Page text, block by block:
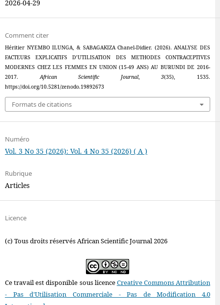
2026-04-29
Comment citer
Héritier NYEMBO ILUNGA, & SABAGAKIZA Chanel-Didier. (2026). ANALYSE DES
FACTEURS EXPLICATIFS D’UTILISATION DES METHODES CONTRACEPTIVES
MODERNES CHEZ LES FEMMES EN UNION (15-49 ANS) AU BURUNDI DE 2016-
2017.African Scientific Journal,3(35), 1535.
https://doi.org/10.5281/zenodo.19892673
Formats de citations
Numéro
Vol. 3 No 35 (2026): Vol. 4 No 35 (2026) ( A )
Rubrique
Articles
Licence
(c) Tous droits réservés African Scientific Journal 2026
Ce travail est disponible sous licenceCreative Commons Attribution
- Pas d'Utilisation Commerciale - Pas de Modification 4.0